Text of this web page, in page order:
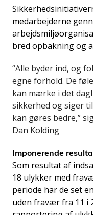
medarbejderne
bred opbakning og
“Alle byder ind, og
egne forhold. De
kan mærke i det
sikkerhed og siger
kan gøres bedre,”
Dan Kolding
Imponerende
Som resultat af
18 ulykker med
periode har de set
uden fravær fra 11 i